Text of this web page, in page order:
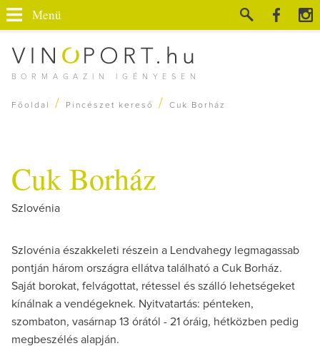
BORMAGAZIN IGÉNYESEN
Menü
Főoldal / Pincészet kereső / Cuk Borház
Cuk Borház
Szlovénia
Szlovénia északkeleti részein a Lendvahegy legmagassab
pontján három országra ellátva található a Cuk Borház.
Saját borokat, felvágottat, rétessel és szálló lehetségeket
kínálnak a vendégeknek. Nyitvatartás: pénteken,
szombaton, vasárnap 13 órától - 21 óráig, hétközben pedig
megbeszélés alapján.